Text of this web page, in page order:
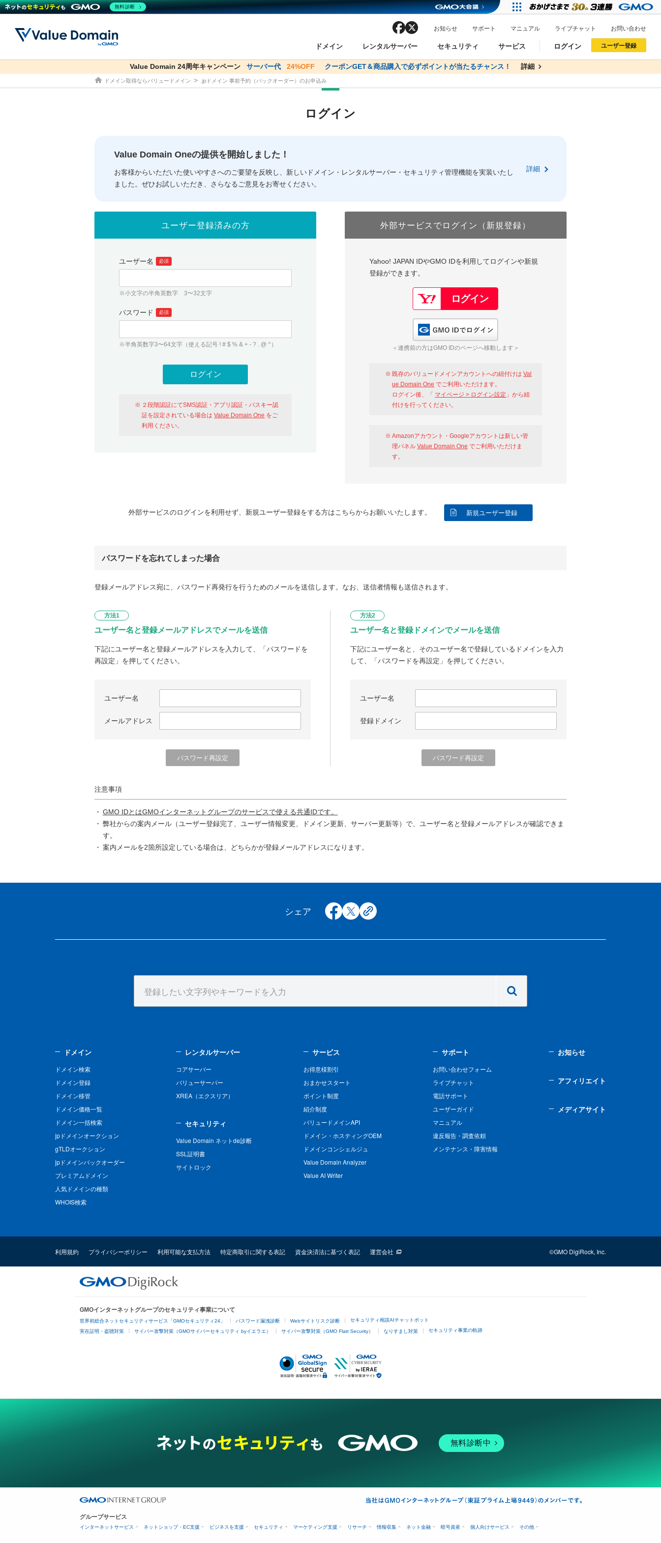
ドメイン
ドメイン ドメイン検索
ドメイン一括検索
人気ドメインの種類 WHOIS検索
レンタルサーバー
レンタルサーバー コアサーバー
セキュリティ
セキュリティ Value Domain ネットde診断
サービス
サービス お得意様割引
バリュードメインAPI
facebook お知らせ サポート マニュアル ライブチャット お問い合わせ
ログイン
従来のバリュードメインをご利用希望の方 おすすめ One レンタルサーバーを含む最新の機能を使う方
以下でもログイン可能
ユーザー登録
従来のバリュードメインをご利用希望の方 おすすめ One レンタルサーバーを含む最新の機能を使う方
以下でも登録可能
Value Domain 24周年キャンペーン サーバー代 24%OFF クーポンGET＆商品購入で必ずポイントが当たるチャンス！ 詳細
co.jpドメイン✕コアサーバーV2ビジネス応援キャンペーン サーバー料金1年間無料 詳細
ドメイン取得ならバリュードメイン .jpドメイン 事前予約（バックオーダー）のお申込み
ログイン
Value Domain Oneの提供を開始しました！
お客様からいただいた使いやすさへのご要望を反映し、新しいドメイン・レンタルサーバー・セキュリティ管理機能を実装いたし
ました。ぜひお試しいただき、さらなるご意見をお寄せください。
詳細
ユーザー登録済みの方
ユーザー名 必須
※小文字の半角英数字 3〜32文字
パスワード 必須
※半角英数字3〜64文字（使える記号 ! # $ % & + - ? . @ ^）
２段階認証にてSMS認証・アプリ認証・パスキー認
証を設定されている場合はValue Domain One をご
利用ください。
外部サービスでログイン（新規登録）
Yahoo! JAPAN IDやGMO IDを利用してログインや新規
登録ができます。
＜連携前の方はGMO IDのページへ移動します＞
既存のバリュードメインアカウントへの紐付けはVal
ue Domain One でご利用いただけます。
ログイン後、「 マイページ > ログイン設定 」から紐
付けを行ってください。
Amazonアカウント・Googleアカウントは新しい管
理パネルValue Domain One でご利用いただけま
す。
外部サービスのログインを利用せず、新規ユーザー登録をする方はこちらからお願いいたします。 新規ユーザー登録
パスワードを忘れてしまった場合
登録メールアドレス宛に、パスワード再発行を行うためのメールを送信します。なお、送信者情報も送信されます。
方法1
ユーザー名と登録メールアドレスでメールを送信
下記にユーザー名と登録メールアドレスを入力して、「パスワードを
再設定」を押してください。
ユーザー名
メールアドレス
方法2
ユーザー名と登録ドメインでメールを送信
下記にユーザー名と、そのユーザー名で登録しているドメインを入力
して、「パスワードを再設定」を押してください。
ユーザー名
登録ドメイン
注意事項
GMO IDとはGMOインターネットグループのサービスで使える共通IDです。
弊社からの案内メール（ユーザー登録完了、ユーザー情報変更、ドメイン更新、サーバー更新等）で、ユーザー名と登録メールアドレスが確認できま
す。
案内メールを2箇所設定している場合は、どちらかが登録メールアドレスになります。
シェア facebook
x copy
ドメイン
ドメイン検索
ドメイン登録
ドメイン移管
ドメイン価格一覧
ドメイン一括検索
jpドメインオークション
gTLDオークション
jpドメインバックオーダー
プレミアムドメイン
人気ドメインの種類
WHOIS検索
レンタルサーバー
コアサーバー
バリューサーバー
XREA（エクスリア）
セキュリティ
Value Domain ネットde診断
SSL証明書
サイトロック
サービス
お得意様割引
おまかせスタート
ポイント制度
紹介制度
バリュードメインAPI
ドメイン・ホスティングOEM
ドメインコンシェルジュ
Value Domain Analyzer
Value AI Writer
サポート
お問い合わせフォーム
ライブチャット
電話サポート
ユーザーガイド
マニュアル
違反報告・調査依頼
メンテナンス・障害情報
お知らせ
アフィリエイト
メディアサイト
利用規約 プライバシーポリシー 利用可能な支払方法 特定商取引に関する表記 資金決済法に基づく表記 運営会社 ©GMO DigiRock, Inc.
GMOインターネットグループのセキュリティ事業について
世界初総合ネットセキュリティサービス「GMOセキュリティ24」 パスワード漏洩診断 Webサイトリスク診断 セキュリティ相談AIチャットボット
実在証明・盗聴対策 サイバー攻撃対策（GMOサイバーセキュリティ byイエラエ） サイバー攻撃対策（GMO Flatt Security） なりすまし対策 セキュリティ事業の軌跡
無料診断中
グループサービス
インターネットサービス ネットショップ・EC支援 ビジネスを支援 セキュリティ マーケティング支援 リサーチ 情報収集 ネット金融 暗号資産 個人向けサービス その他
無料診断